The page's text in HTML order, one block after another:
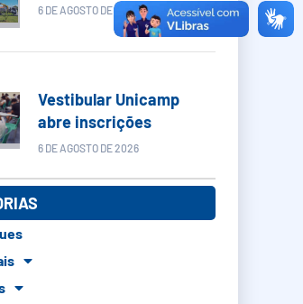
6 DE AGOSTO DE 2026
Vestibular Unicamp
abre inscrições
6 DE AGOSTO DE 2026